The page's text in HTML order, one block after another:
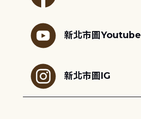
新北市圖Youtube
新北市圖IG